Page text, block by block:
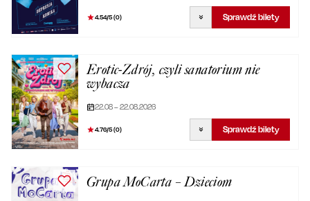
4.54/5 (0) Sprawdź bilety
Erotic-Zdrój, czyli sanatorium nie
wybacza
22.08 – 22.08.2026
4.76/5 (0) Sprawdź bilety
Grupa MoCarta – Dzieciom